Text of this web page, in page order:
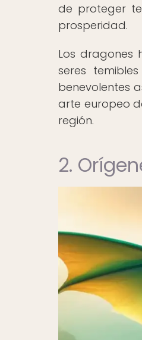
de proteger
prosperidad.
Los dragones
seres
benevolentes
arte europeo
región.
2.